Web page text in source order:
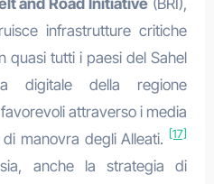
infrastrutture critiche
quasi tutti i paesi del Sahel
digitale della regione
attraverso i media
manovra degli Alleati. [17]
anche la strategia di